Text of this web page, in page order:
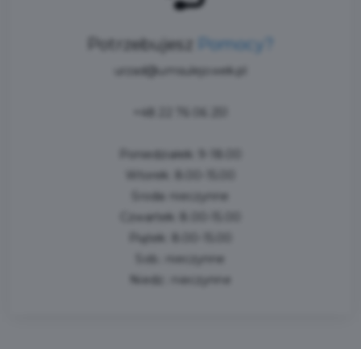
Potrzebujesz Pomocy?
urzad@umsulejowek.pl
Poniedziałek: 9-18.00
Środa: nieczynne
Czwartek: 8.00-15.00
Piątek: 8.00-15.00
Sob.: nieczynne
Niedz.: nieczynne